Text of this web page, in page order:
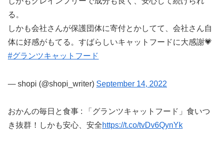
る。
しかも会社さんが保護団体に寄付とかしてて、会社さん自
体に好感がもてる。すばらしいキャットフードに大感謝💗
#グランツキャットフード
— shopi (@shopi_writer) September 14, 2022
おかんの毎日と食事 : 「グランツキャットフード」食いつ
き抜群！しかも安心、安全https://t.co/tvDv6QynYk